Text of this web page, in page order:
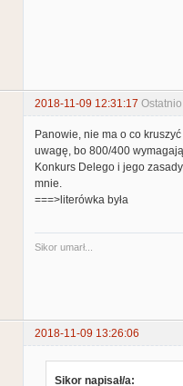
2018-11-09 12:31:17
Panowie, nie ma o co
uwagę, bo 800/400
Konkurs Delego i jego
mnie.
===>literówka była
Sikor umarł...
2018-11-09 13:26:06
Sikor napisał/a: